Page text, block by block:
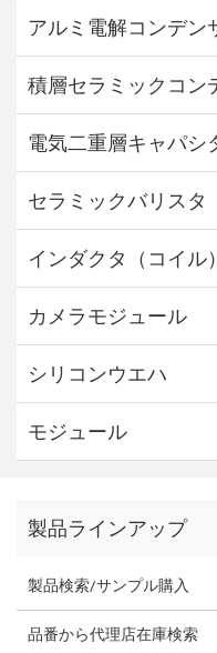
アルミ電解コンデン
積層セラミックコン
電気二重層キャパシ
セラミックバリスタ
インダクタ（コイル）
カメラモジュール
シリコンウエハ
モジュール
製品ラインアップ
製品検索/サンプル購入
品番から代理店在庫検索